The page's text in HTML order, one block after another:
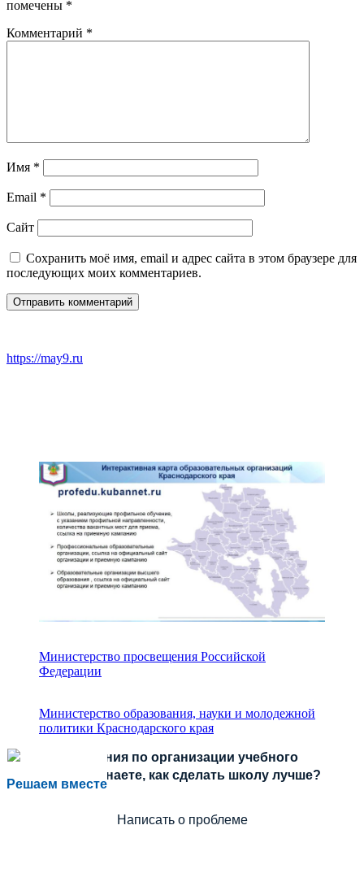
помечены *
Комментарий *
Имя *
Email *
Сайт
Сохранить моё имя, email и адрес сайта в этом браузере для
последующих моих комментариев.
https://may9.ru
Министерство просвещения Российской
Федерации
Министерство образования, науки и молодежной
политики Краснодарского края
Решаем вместе
Есть предложения по организации учебного
процесса или знаете, как сделать школу лучше?
Написать о проблеме